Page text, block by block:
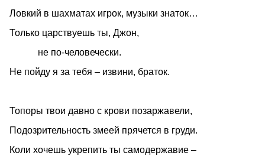
Ловкий в шахматах игрок, музыки знаток…
Только царствуешь ты, Джон,
не по-человечески.
Не пойду я за тебя – извини, браток.
Топоры твои давно с крови позаржавели,
Подозрительность змеей прячется в груди.
Коли хочешь укрепить ты самодержавие –